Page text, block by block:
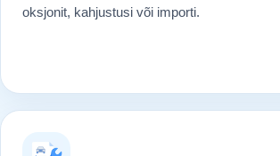
oksjonit, kahjustusi või importi.